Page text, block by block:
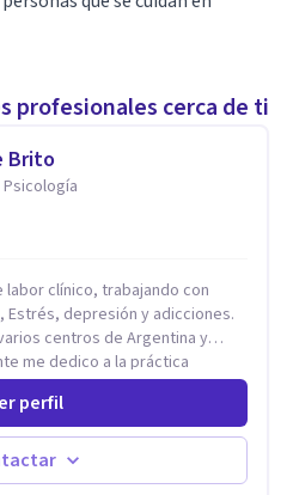
profesionales cerca de ti
Brito
Psicología
labor clínico, trabajando con
adicciones.
centros de Argentina y
me dedico a la práctica
conductuales basadas en
resultados. Los
centrados en brindar
el cambio, que permitan
y estrategias basadas en la
perfil